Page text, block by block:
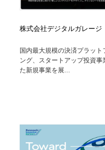
株式会社デジタルガレージ
国内最大規模の決済プラッ
ング、スタートアップ投資
た新規事業を展...